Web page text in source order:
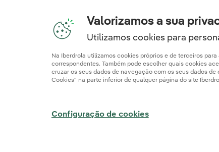
Valorizamos a sua
Utilizamos cookies para
Na Iberdrola utilizamos cookies próprios e de terceiros
correspondentes. Também pode escolher quais cookies
cruzar os seus dados de navegação com os seus dados
Cookies" na parte inferior de qualquer página do site
Configuração de cookies